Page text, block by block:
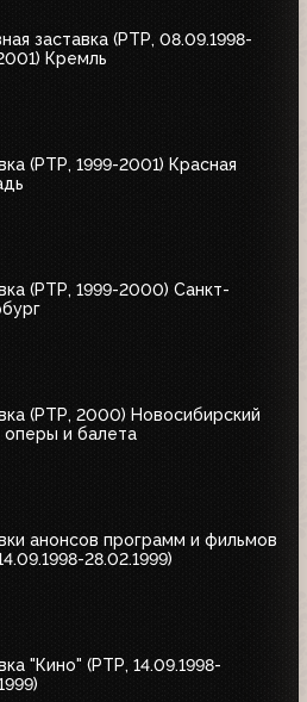
заставка (РТР, 08.09.1998-
Кремль
(РТР, 1999-2001) Красная
(РТР, 1999-2000) Санкт-
(РТР, 2000) Новосибирский
оперы и балета
анонсов программ и фильмов
28.02.1999)
"Кино" (РТР, 14.09.1998-